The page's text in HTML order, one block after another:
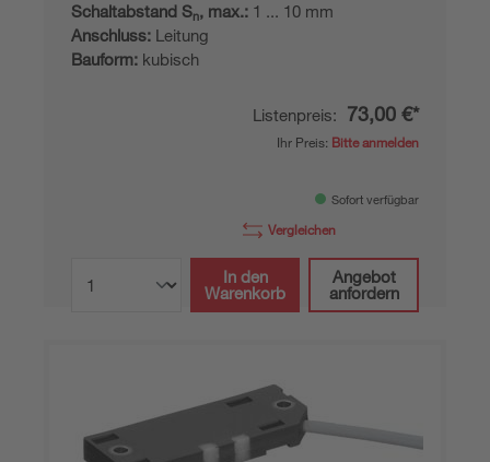
Schaltabstand Sn, max.: 1 ... 10 mm
Anschluss: Leitung
Bauform: kubisch
Listenpreis: 73,00 €*
Ihr Preis: Bitte anmelden
Sofort verfügbar
Vergleichen
In den
Warenkorb
Angebot
anfordern